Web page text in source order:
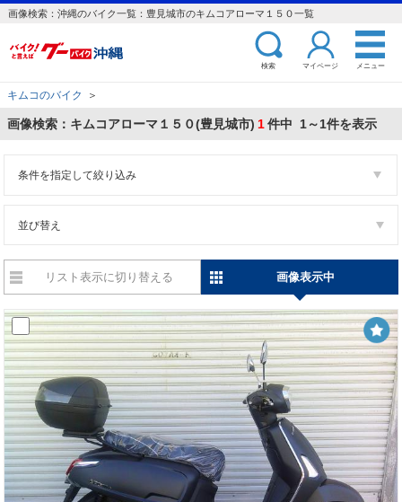
画像検索：沖縄のバイク一覧：豊見城市のキムコアローマ１５０一覧
検索 マイページ メニュー
キムコのバイク ＞
画像検索：キムコアローマ１５０(豊見城市) 1件中 1～1件を表示
条件を指定して絞り込み
並び替え
リスト表示に切り替える 画像表示中